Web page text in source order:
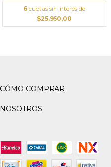
6 cuotas sin interés de
$25.950,00
CÓMO COMPRAR
NOSOTROS